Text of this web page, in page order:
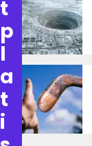
t
p
l
a
t
i